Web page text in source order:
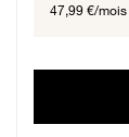
47,99 €/mois